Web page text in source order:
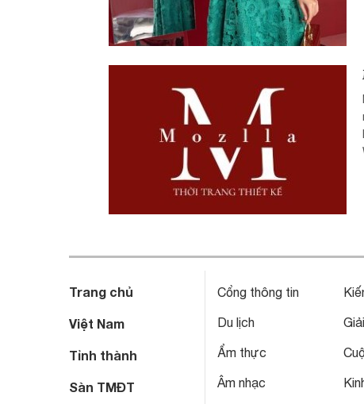
Trang chủ
Việt Nam
Tỉnh thành
Sàn TMĐT
Cổng thông tin
Du lịch
Ẩm thực
Âm nhạc